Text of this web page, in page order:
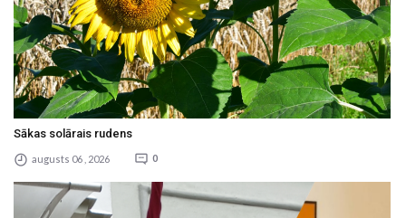
Sākas solārais rudens
augusts 06 , 2026 0